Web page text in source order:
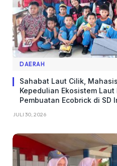
DAERAH
Sahabat Laut Cilik,
Kepedulian Ekosistem
Pembuatan Ecobrick di SD
JULI 30, 2026